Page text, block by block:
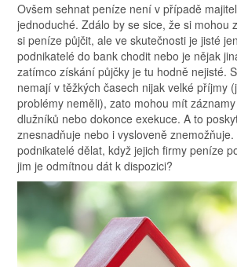
Ovšem sehnat peníze není v případě
jednoduché. Zdálo by se sice, že si mohou
si peníze půjčit, ale ve skutečnosti je jisté
podnikatelé do bank chodit nebo je nějak
zatímco získání půjčky je tu hodně nejisté.
nemají v těžkých časech nijak velké příjmy
problémy neměli), zato mohou mít
dlužníků nebo dokonce exekuce. A to
znesnadňuje nebo i vysloveně znemožňuje.
podnikatelé dělat, když jejich firmy peníze
jim je odmítnou dát k dispozici?